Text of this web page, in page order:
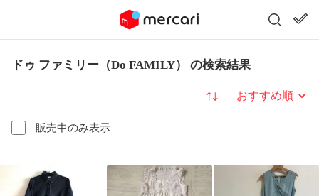
ドゥ ファミリー（Do FAMILY） の検索結果
販売中のみ表示
並び替え